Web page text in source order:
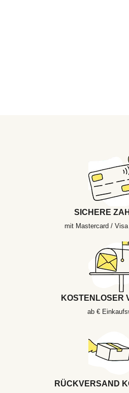
SICHERE
mit Mastercard / Visa
KOSTENLOSER
ab €
RÜCKVERSAND